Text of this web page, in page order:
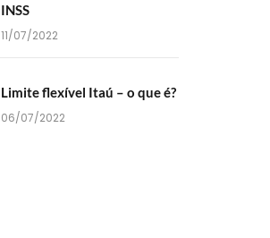
INSS
11/07/2022
Limite flexível Itaú – o que é?
06/07/2022